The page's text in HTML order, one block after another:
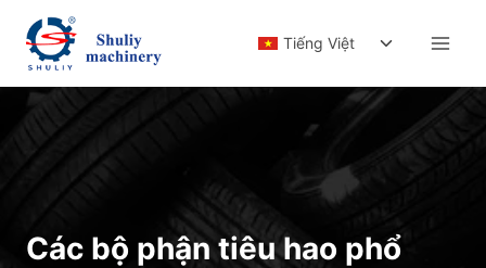
content
Tiếng Việt
Toggle
menu
Các bộ phận tiêu hao phổ